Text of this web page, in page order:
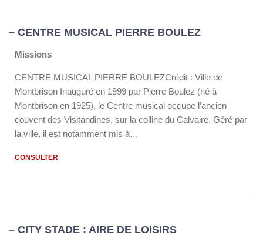
– CENTRE MUSICAL PIERRE BOULEZ
Missions
CENTRE MUSICAL PIERRE BOULEZCrédit : Ville de
Montbrison Inauguré en 1999 par Pierre Boulez (né à
Montbrison en 1925), le Centre musical occupe l’ancien
couvent des Visitandines, sur la colline du Calvaire. Géré par
la ville, il est notamment mis à…
CONSULTER
– CITY STADE : AIRE DE LOISIRS